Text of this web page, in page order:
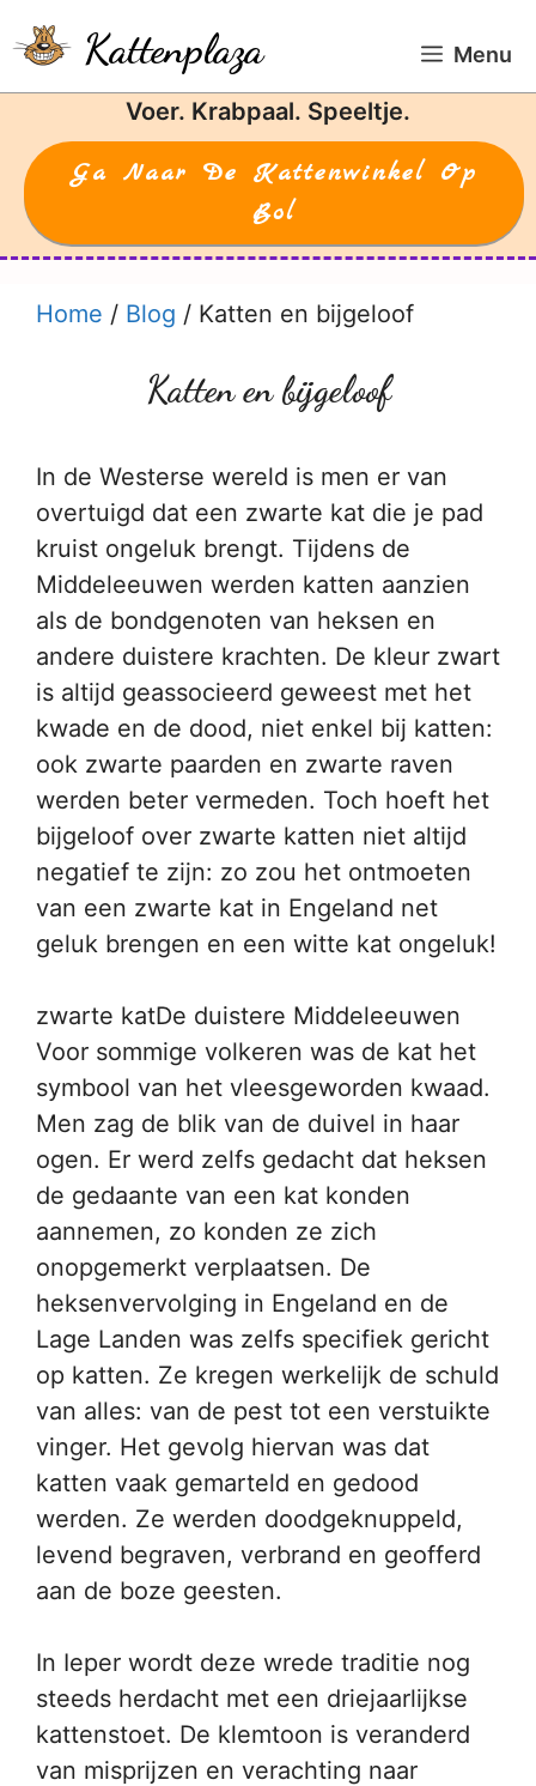
naar
de
Kattenplaza Menu
Voer. Krabpaal. Speeltje.
Ga Naar De Kattenwinkel Op
Bol
Home / Blog / Katten en bijgeloof
Katten en bijgeloof
In de Westerse wereld is men er van
overtuigd dat een zwarte kat die je pad
kruist ongeluk brengt. Tijdens de
Middeleeuwen werden katten aanzien
als de bondgenoten van heksen en
andere duistere krachten. De kleur zwart
is altijd geassocieerd geweest met het
kwade en de dood, niet enkel bij katten:
ook zwarte paarden en zwarte raven
werden beter vermeden. Toch hoeft het
bijgeloof over zwarte katten niet altijd
negatief te zijn: zo zou het ontmoeten
van een zwarte kat in Engeland net
geluk brengen en een witte kat ongeluk!
zwarte katDe duistere Middeleeuwen
Voor sommige volkeren was de kat het
symbool van het vleesgeworden kwaad.
Men zag de blik van de duivel in haar
ogen. Er werd zelfs gedacht dat heksen
de gedaante van een kat konden
aannemen, zo konden ze zich
onopgemerkt verplaatsen. De
heksenvervolging in Engeland en de
Lage Landen was zelfs specifiek gericht
op katten. Ze kregen werkelijk de schuld
van alles: van de pest tot een verstuikte
vinger. Het gevolg hiervan was dat
katten vaak gemarteld en gedood
werden. Ze werden doodgeknuppeld,
levend begraven, verbrand en geofferd
aan de boze geesten.
In Ieper wordt deze wrede traditie nog
steeds herdacht met een driejaarlijkse
kattenstoet. De klemtoon is veranderd
van misprijzen en verachting naar